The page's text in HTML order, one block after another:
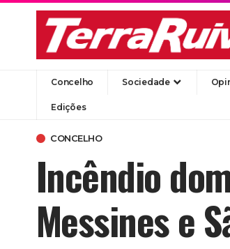
Concelho Sociedade
Edições
CONCELHO
Incêndio
Messines e